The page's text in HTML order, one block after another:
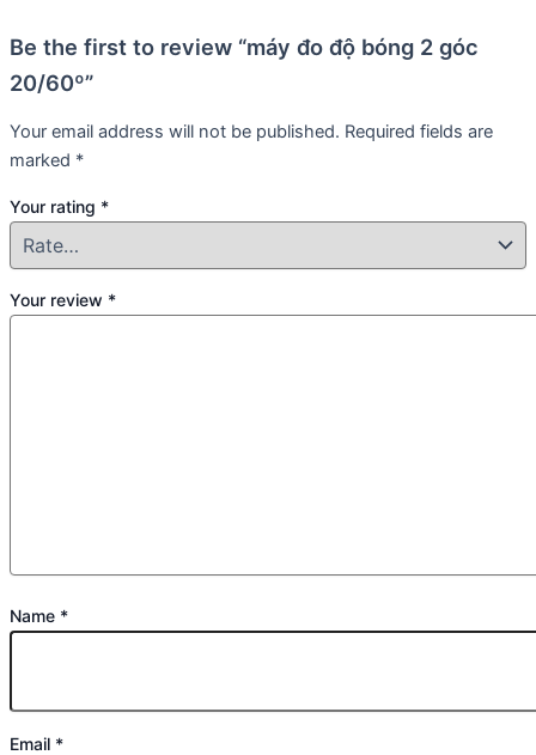
Be the first to review “máy đo độ bóng 2 góc
20/60º”
Your email address will not be published. Required fields are
marked *
Your rating *
Your review *
Name *
Email *